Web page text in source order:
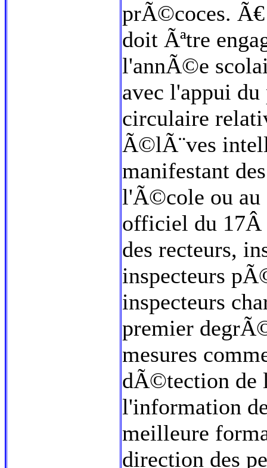
prÃ©coces. Ã€
doit Ãªtre
l'annÃ©e
avec l'appui
circulaire
Ã©lÃ¨ves
manifestant
l'Ã©cole ou au
officiel du
des recteurs,
inspecteurs
inspecteurs
premier
mesures
dÃ©tection de
l'information
meilleure
direction des